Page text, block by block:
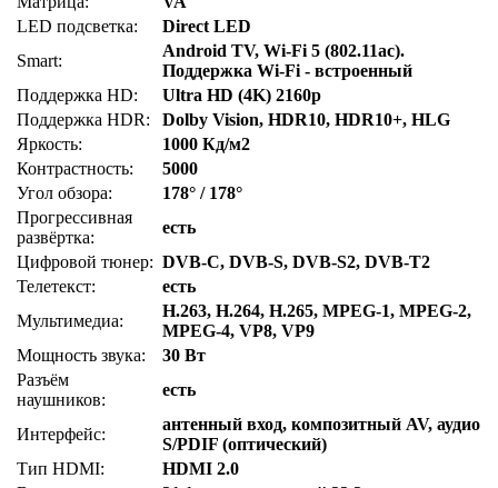
LED подсветка:
Direct LED
Smart:
Android TV, Wi-Fi 5 (802.11ac).
Поддержка Wi-Fi - встроенный
Поддержка HD:
Ultra HD (4K) 2160p
Поддержка HDR:
Dolby Vision, HDR10, HDR10+, HLG
Яркость:
1000 Кд/м2
Контрастность:
5000
Угол обзора:
178° / 178°
Прогрессивная
развёртка:
есть
Цифровой тюнер: DVB-C, DVB-S, DVB-S2, DVB-T2
Телетекст:
есть
Мультимедиа:
H.263, H.264, H.265, MPEG-1, MPEG-2,
MPEG-4, VP8, VP9
Мощность звука:
30 Вт
Разъём
наушников:
есть
Интерфейс:
антенный вход, композитный AV, аудио
S/PDIF (оптический)
Тип HDMI:
HDMI 2.0